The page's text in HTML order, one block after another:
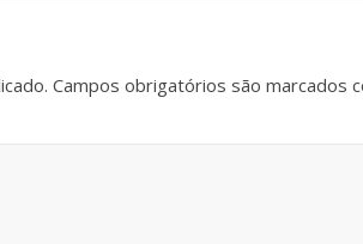
Campos obrigatórios são marcados